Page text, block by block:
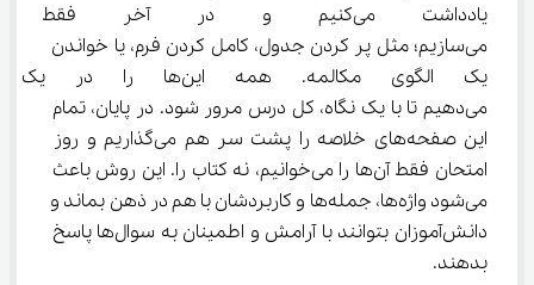
یادداشت می‌کنیم و در آخر
می‌سازیم؛ مثل پر کردن جدول، کامل کردن فرم، یا خواندن
یک الگوی مکالمه. همه
می‌دهیم تا با یک نگاه، کل درس مرور شود. در پایان، تمام
این صفحه‌های خلاصه را پشت سر هم می‌گذاریم و روز
امتحان فقط آن‌ها را می‌خوانیم، نه کتاب را. این روش باعث
می‌شود واژه‌ها، جمله‌ها و کاربردشان با هم در ذهن بماند و
دانش‌آموزان بتوانند با آرامش و اطمینان به سوال‌ها پاسخ
بدهند.